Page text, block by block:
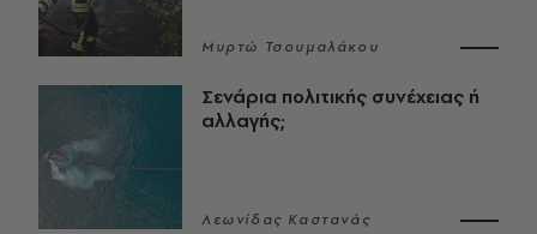
Μυρτώ Τσουμαλάκου
Σενάρια πολιτικής συνέχειας ή
αλλαγής;
Λεωνίδας Καστανάς